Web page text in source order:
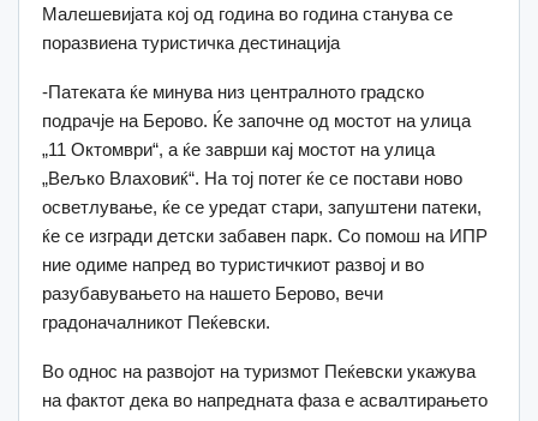
Малешевијата кој од година во година станува се
поразвиена туристичка дестинација
-Патеката ќе минува низ централното градско
подрачје на Берово. Ќе започне од мостот на улица
„11 Октомври“, а ќе заврши кај мостот на улица
„Вељко Влаховиќ“. На тој потег ќе се постави ново
осветлување, ќе се уредат стари, запуштени патеки,
ќе се изгради детски забавен парк. Со помош на ИПР
ние одиме напред во туристичкиот развој и во
разубавувањето на нашето Берово, вечи
градоначалникот Пеќевски.
Во однос на развојот на туризмот Пеќевски укажува
на фактот дека во напредната фаза е асвалтирањето